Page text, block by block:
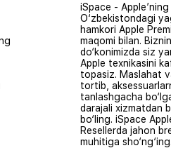
iSpace - Apple’ning
O‘zbekistondagi
hamkori Apple
maqomi bilan.
do‘konimizda siz
Apple texnikasini
topasiz. Maslahat
tortib,
tanlashgacha
darajali xizmatdan
bo‘ling. iSpace
Resellerda jahon
muhitiga sho‘ng‘ing.